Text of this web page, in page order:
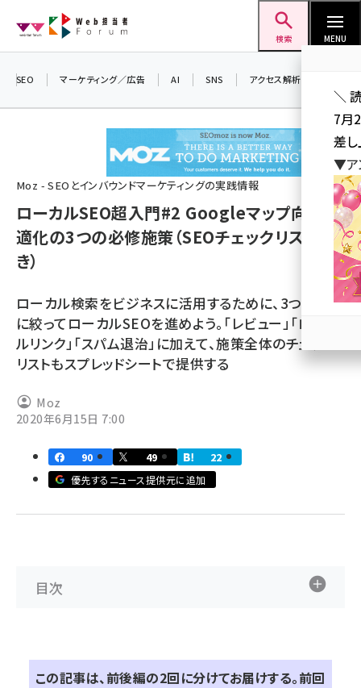
ン
検索 MENU
seo (3523)
ai (2804)
youtube (2429)
セミナー (2303)
z世代 (1622)
meo (1275)
SEO マーケティング／広告 AI SNS アクセス解析／データ分析
Moz - SEOとインバウンドマーケティングの実践情報
ローカルSEO超入門#2 Googleマップ向け最
適化の3つの必修施策（SEOチェックリスト付
き）
ローカル検索をビジネスに活用するために、3つの手法
に絞ってローカルSEOを進めよう。「レビュー」「ローカ
ルリンク」「スパム退治」に加えて、施策全体のチェック
リストもスプレッドシートで提供する
Moz
2020年6月15日 7:00
90 49
22
優先するニュース提供元に追加
目次
この記事は、前後編の2回に分けてお届けする。前回
＼
7月
差し
▼ア